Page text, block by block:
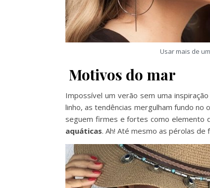
Usar mais de
Motivos do mar
Impossível um verão sem uma
linho, as tendências mergulham fundo no
seguem firmes e fortes como elemento
aquáticas. Ah! Até mesmo as pérolas de